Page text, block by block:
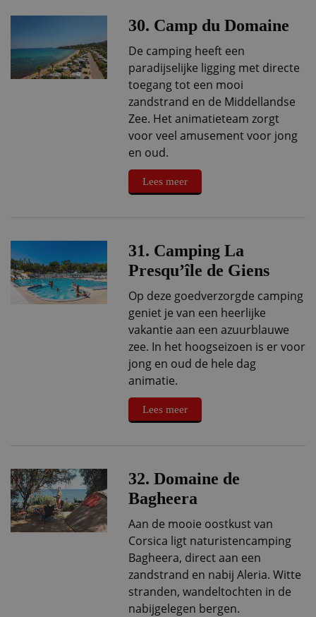
30. Camp du Domaine
De camping heeft een
paradijselijke ligging met directe
toegang tot een mooi
zandstrand en de Middellandse
Zee. Het animatieteam zorgt
voor veel amusement voor jong
en oud.
Lees meer
31. Camping La
Presqu’île de Giens
Op deze goedverzorgde camping
geniet je van een heerlijke
vakantie aan een azuurblauwe
zee. In het hoogseizoen is er voor
jong en oud de hele dag
animatie.
Lees meer
32. Domaine de
Bagheera
Aan de mooie oostkust van
Corsica ligt naturistencamping
Bagheera, direct aan een
zandstrand en nabij Aleria. Witte
stranden, wandeltochten in de
nabijgelegen bergen.